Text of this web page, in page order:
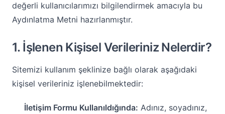
değerli kullanıcılarımızı bilgilendirmek amacıyla bu
Aydınlatma Metni hazırlanmıştır.
1. İşlenen Kişisel Verileriniz Nelerdir?
Sitemizi kullanım şeklinize bağlı olarak aşağıdaki
kişisel verileriniz işlenebilmektedir:
İletişim Formu Kullanıldığında: Adınız, soyadınız,